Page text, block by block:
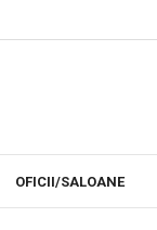
OFICII/SALOANE